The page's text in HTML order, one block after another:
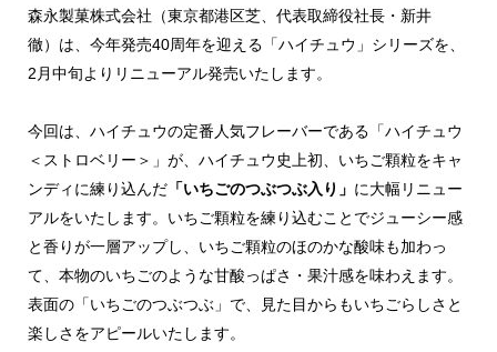
森永製菓株式会社（東京都港区芝、代表取締役社長・新井
徹）は、今年発売40周年を迎える「ハイチュウ」シリーズを、
2月中旬よりリニューアル発売いたします。
今回は、ハイチュウの定番人気フレーバーである「ハイチュウ
＜ストロベリー＞」が、ハイチュウ史上初、いちご顆粒をキャ
ンディに練り込んだ 「いちごのつぶつぶ入り」 に大幅リニュー
アルをいたします。いちご顆粒を練り込むことでジューシー感
と香りが一層アップし、いちご顆粒のほのかな酸味も加わっ
て、本物のいちごのような甘酸っぱさ・果汁感を味わえます。
表面の「いちごのつぶつぶ」で、見た目からもいちごらしさと
楽しさをアピールいたします。